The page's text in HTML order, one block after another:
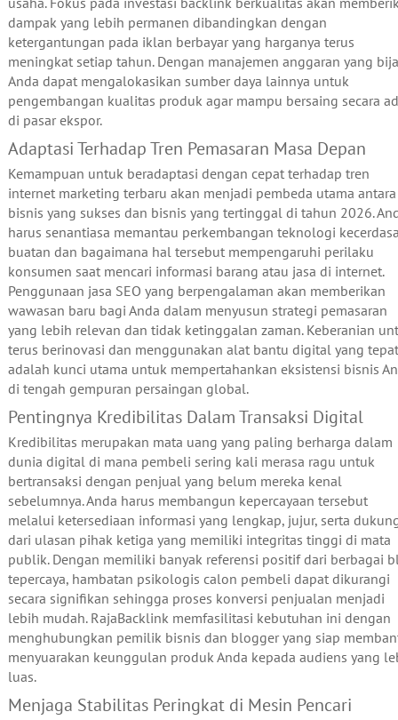
dampak yang lebih permanen dibandingkan dengan
ketergantungan pada iklan berbayar yang harganya terus
meningkat setiap tahun. Dengan manajemen anggaran yang
Anda dapat mengalokasikan sumber daya lainnya untuk
pengembangan kualitas produk agar mampu bersaing secara
di pasar ekspor.
Adaptasi Terhadap Tren Pemasaran Masa Depan
Kemampuan untuk beradaptasi dengan cepat terhadap tren
internet marketing terbaru akan menjadi pembeda utama antara
bisnis yang sukses dan bisnis yang tertinggal di tahun 2026.
harus senantiasa memantau perkembangan teknologi
buatan dan bagaimana hal tersebut mempengaruhi perilaku
konsumen saat mencari informasi barang atau jasa di internet.
Penggunaan jasa SEO yang berpengalaman akan memberikan
wawasan baru bagi Anda dalam menyusun strategi pemasaran
yang lebih relevan dan tidak ketinggalan zaman. Keberanian
terus berinovasi dan menggunakan alat bantu digital yang tepat
adalah kunci utama untuk mempertahankan eksistensi bisnis
di tengah gempuran persaingan global.
Pentingnya Kredibilitas Dalam Transaksi Digital
Kredibilitas merupakan mata uang yang paling berharga dalam
dunia digital di mana pembeli sering kali merasa ragu untuk
bertransaksi dengan penjual yang belum mereka kenal
sebelumnya. Anda harus membangun kepercayaan tersebut
melalui ketersediaan informasi yang lengkap, jujur, serta
dari ulasan pihak ketiga yang memiliki integritas tinggi di mata
publik. Dengan memiliki banyak referensi positif dari berbagai
tepercaya, hambatan psikologis calon pembeli dapat dikurangi
secara signifikan sehingga proses konversi penjualan menjadi
lebih mudah. RajaBacklink memfasilitasi kebutuhan ini dengan
menghubungkan pemilik bisnis dan blogger yang siap
menyuarakan keunggulan produk Anda kepada audiens yang
luas.
Menjaga Stabilitas Peringkat di Mesin Pencari